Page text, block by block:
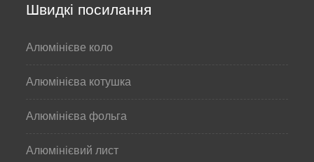
Швидкі посилання
Алюмінієве коло
Алюмінієва котушка
Алюмінієва фольга
Алюмінієвий лист